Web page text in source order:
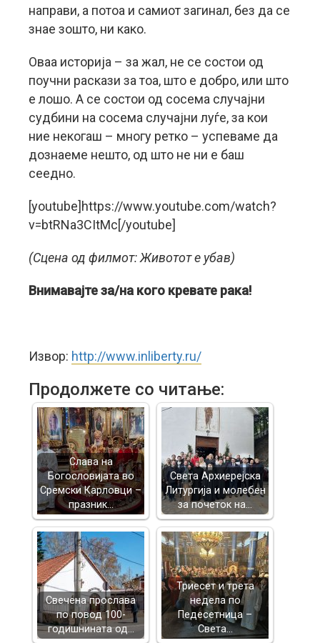
направи, а потоа и самиот загинал, без да се
знае зошто, ни како.
Оваа историја – за жал, не се состои од
поучни раскази за тоа, што е добро, или што
е лошо. А се состои од сосема случајни
судбини на сосема случајни луѓе, за кои
ние некогаш – многу ретко – успеваме да
дознаеме нешто, од што не ни е баш
сеедно.
[youtube]https://www.youtube.com/watch?
v=btRNa3CItMc[/youtube]
(Сцена од филмот: Животот е убав)
Внимавајте за/на кого кревате рака!
Извор: http://www.inliberty.ru/
Продолжете со читање:
Слава на
Богословијата во
Сремски Карловци –
празник…
Света Архиерејска
Литургија и молебен
за почеток на…
Свечена прослава
по повод 100-
годишнината од…
Триесет и трета
недела по
Педесетница –
Света…